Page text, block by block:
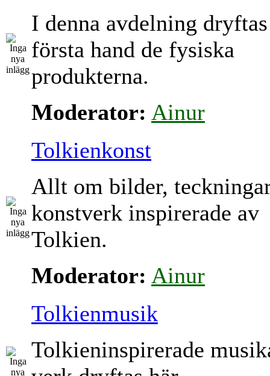
I denna avdelning
första hand de fysiska
produkterna.
Moderator: Ainur
Tolkienkonst
Allt om bilder,
konstverk inspirerade av
Tolkien.
Moderator: Ainur
Tolkienmusik
Tolkieninspirerade